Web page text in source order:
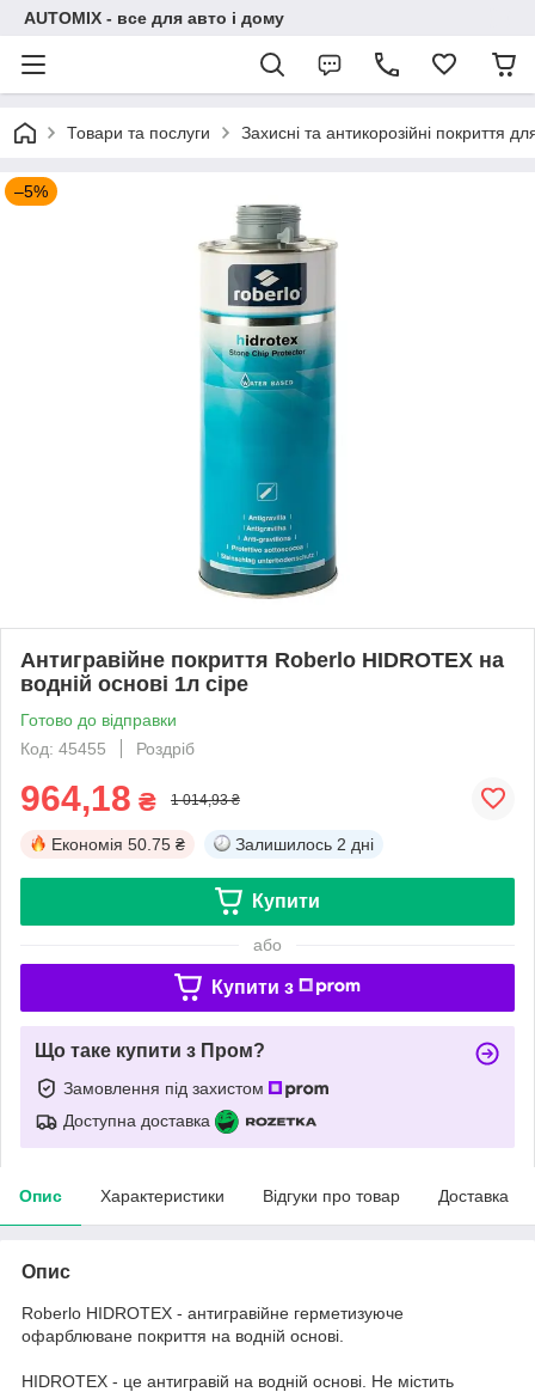
AUTOMIX - все для авто і дому
Товари та послуги Захисні та антикорозійні покриття
–5%
Антигравійне покриття Roberlo HIDROTEX на
водній основі 1л сіре
Готово до відправки
Код: 45455
Роздріб
964,18 ₴ 1 014,93 ₴
Економія 50.75 ₴ Залишилось 2 дні
Купити
або
Купити з
Що таке купити з Пром?
Замовлення під захистом
Доступна доставка
Опис Характеристики Відгуки про товар Доставка
Опис
Roberlo HIDROTEX - антигравійне герметизуюче
офарблюване покриття на водній основі.
HIDROTEX - це антигравій на водній основі. Не містить